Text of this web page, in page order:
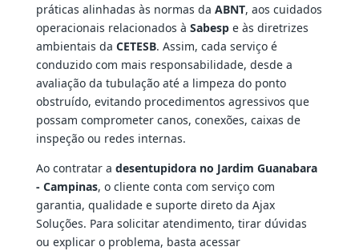
práticas alinhadas às normas da ABNT, aos cuidados
operacionais relacionados à Sabespe às diretrizes
ambientais da CETESB. Assim, cada serviço é
conduzido com mais responsabilidade, desde a
avaliação da tubulação até a limpeza do ponto
obstruído, evitando procedimentos agressivos que
possam comprometer canos, conexões, caixas de
inspeção ou redes internas.
Ao contratar a desentupidora no Jardim Guanabara
- Campinas, o cliente conta com serviço com
garantia, qualidade e suporte direto da Ajax
Soluções. Para solicitar atendimento, tirar dúvidas
ou explicar o problema, basta acessar